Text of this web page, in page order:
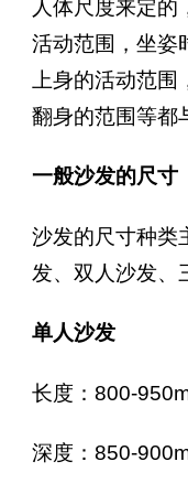
人体尺度来定的
活动范围，坐姿
上身的活动范
翻身的范围等都
一般沙发的尺寸
沙发的尺寸种类
发、双人沙发、
单人沙发
长度：800-
深度：850-